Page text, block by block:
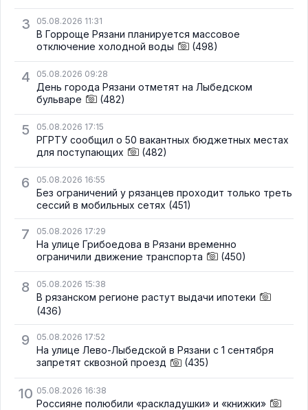
3 05.08.2026 11:31
В Горроще Рязани планируется массовое
отключение холодной воды
(498)
4 05.08.2026 09:28
День города Рязани отметят на Лыбедском
бульваре
(482)
5 05.08.2026 17:15
РГРТУ сообщил о 50 вакантных бюджетных местах
для поступающих
(482)
6 05.08.2026 16:55
Без ограничений у рязанцев проходит только треть
сессий в мобильных сетях (451)
7 05.08.2026 17:29
На улице Грибоедова в Рязани временно
ограничили движение транспорта
(450)
8 05.08.2026 15:38
В рязанском регионе растут выдачи ипотеки
(436)
9 05.08.2026 17:52
На улице Лево-Лыбедской в Рязани с 1 сентября
запретят сквозной проезд
(435)
10 05.08.2026 16:38
Россияне полюбили «раскладушки» и «книжки»